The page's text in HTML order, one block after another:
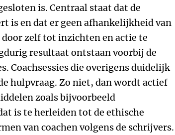
is. Centraal staat dat de
is en dat er geen afhankelijkheid van
door zelf tot inzichten en actie te
resultaat ontstaan voorbij de
Coachsessies die overigens duidelijk
hulpvraag. Zo niet, dan wordt actief
zoals bijvoorbeeld
is te herleiden tot de ethische
van coachen volgens de schrijvers.